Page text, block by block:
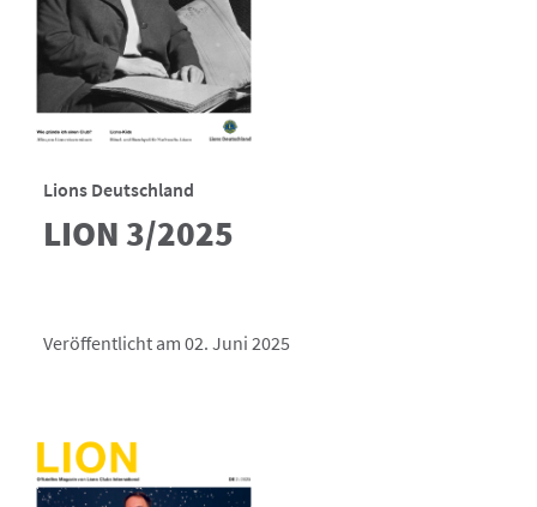
Lions Deutschland
LION 3/2025
Veröffentlicht am 02. Juni 2025